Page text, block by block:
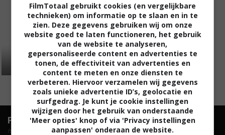
FilmTotaal.Hét online filmoverzicht.
hosted by
FilmTotaal gebruikt cookies (en vergelijkbare
technieken) om informatie op te slaan en in te
zien. Deze gegevens gebruiken wij om onze
website goed te laten functioneren, het gebruik
van de website te analyseren,
gepersonaliseerde content en advertenties te
tonen, de effectiviteit van advertenties en
content te meten en onze diensten te
verbeteren. Hiervoor verzamelen wij gegevens
zoals unieke advertentie ID’s, geolocatie en
surfgedrag. Je kunt je cookie instellingen
wijzigen door het gebruik van onderstaande
'Meer opties' knop of via 'Privacy instellingen
aanpassen' onderaan de website.